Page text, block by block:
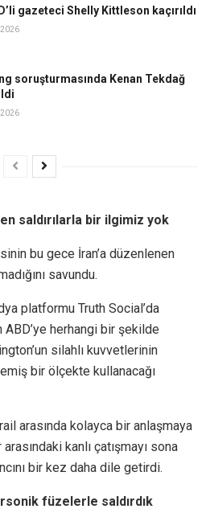
gazeteci Shelly Kittleson kaçırıldı
2026
soruşturmasında Kenan Tekdağ
2026
saldırılarla bir ilgimiz yok
bu gece İran’a düzenlenen
savundu.
platformu Truth Social’da
ABD’ye herhangi bir şekilde
silahlı kuvvetlerinin
bir ölçekte kullanacağı
arasında kolayca bir anlaşmaya
kanlı çatışmayı sona
bir kez daha dile getirdi.
füzelerle saldırdık